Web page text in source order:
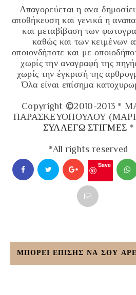
Απαγορεύεται η ανα-
αποθήκευση και γενικά η
και μεταβίβαση των
καθώς και των κειμένων
οποιονδήποτε και με
χωρίς την αναγραφή της
χωρίς την έγκρισή της
Όλα είναι επίσημα
Copyright ©2010-2013 *
ΠΑΡΑΣΚΕΥΟΠΟΥΛΟΥ
ΣΥΛΛΕΓΩ ΣΤΙΓΜΕΣ *
*All rights reserved
Save
ΜΠΟΡΕΙ ΕΠΙΣΗΣ ΝΑ ΣΟΥ